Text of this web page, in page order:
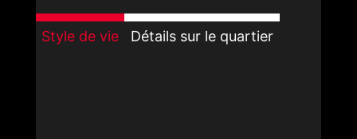
Style de vie Détails sur le quartier